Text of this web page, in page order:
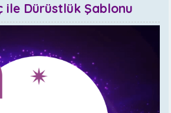
ile Dürüstlük Şablonu